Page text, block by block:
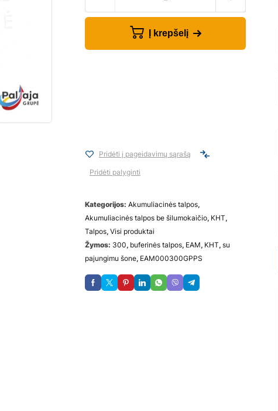
Į krepšelį
Pridėti į pageidavimų sąrašą
Pridėti palyginti
Kategorijos: Akumuliacinės talpos,
Akumuliacinės talpos be šilumokaičio, KHT,
Talpos, Visi produktai
Žymos: 300, buferinės talpos, EAM, KHT, su
pajungimu šone, ЕАМ000300GPPS